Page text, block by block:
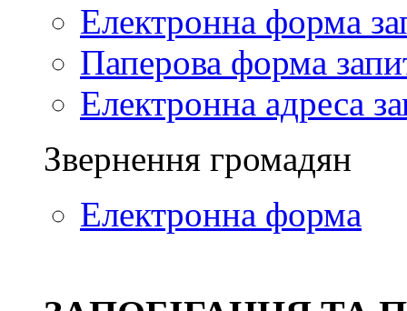
Електронна форма
Паперова форма
Електронна адреса
Звернення громадян
Електронна форма